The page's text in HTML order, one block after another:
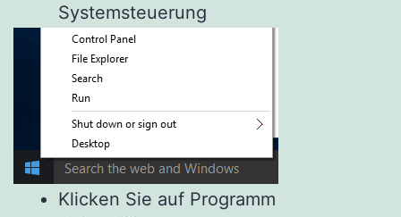
Systemsteuerung
Klicken Sie auf Programm